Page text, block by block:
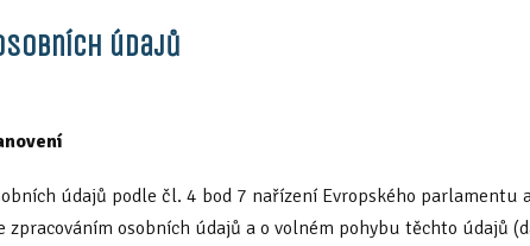
údajů
údajů podle čl. 4 bod 7 nařízení Evropského parlamentu
zpracováním osobních údajů a o volném pohybu těchto údajů